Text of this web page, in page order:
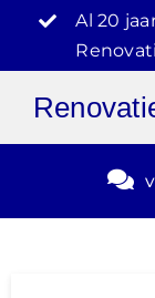
inhoud
Al 20
Gratis Offerte